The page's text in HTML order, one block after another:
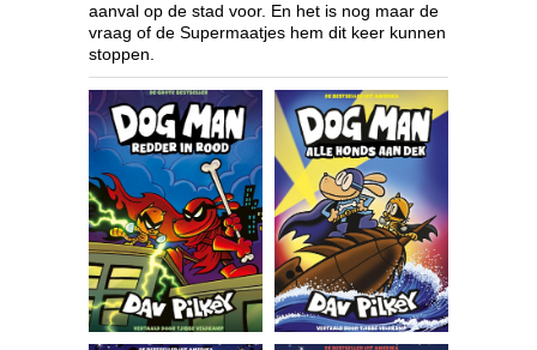
aanval op de stad voor. En het is nog maar de
vraag of de Supermaatjes hem dit keer kunnen
stoppen.